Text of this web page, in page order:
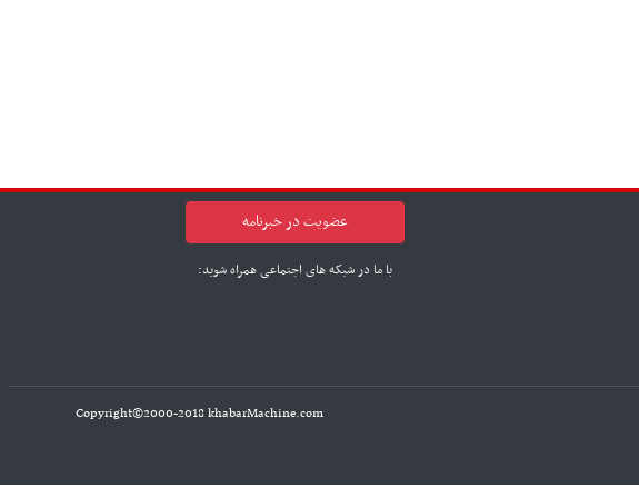
عضویت در خبرنامه
با ما در شبکه های اجتماعی همراه شوید:
Copyright©2000-2018 khabarMachine.com